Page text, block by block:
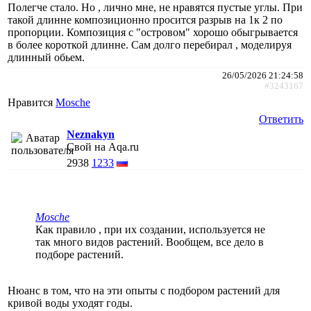
Полегче стало. Но , лично мне, не нравятся пустые углы. При
такой длинне композиционно просится разрыв на 1к 2 по
пропорции. Композиция с "островом" хорошо обыгрывается
в более короткой длинне. Сам долго перебирал , моделируя
длинный обьем.
26/05/2026 21:24:58
#3243167
Нравится Mosche
Ответить
Neznakyn
Свой на Aqa.ru
2938 1233
Mosche
Как правило , при их создании, используется не
так много видов растений. Вообщем, все дело в
подборе растений.
Нюанс в том, что на эти опыты с подбором растений для
кривой воды уходят годы.